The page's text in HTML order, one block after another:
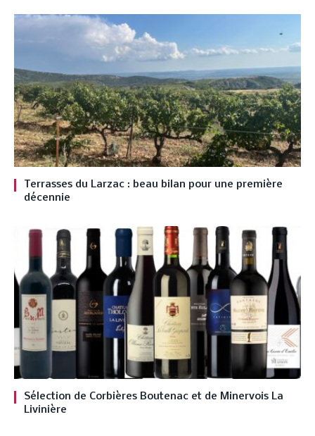
Terrasses du Larzac : beau bilan pour une première
décennie
Sélection de Corbières Boutenac et de Minervois La
Livinière